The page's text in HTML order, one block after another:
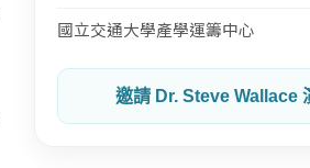
國立交通大學產學運籌中心
邀請 Dr. Steve Wallace